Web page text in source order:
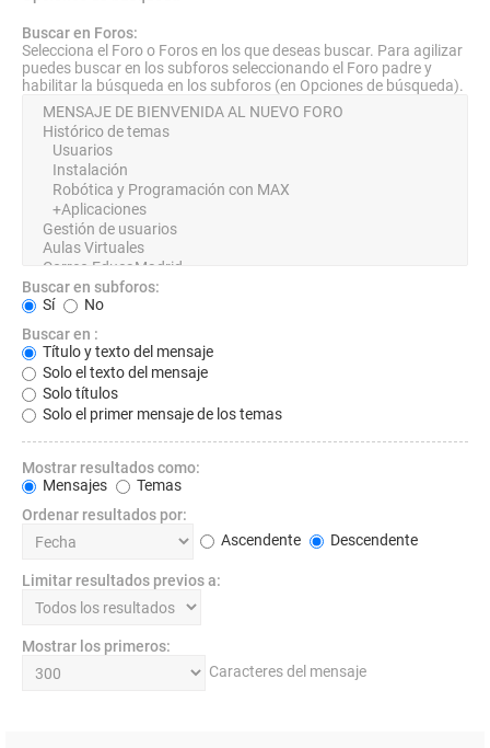
Buscar en Foros:
Selecciona el Foro o Foros en los que deseas buscar. Para agilizar
puedes buscar en los subforos seleccionando el Foro padre y
habilitar la búsqueda en los subforos (en Opciones de búsqueda).
Buscar en subforos:
Sí
No
Buscar en :
Título y texto del mensaje
Solo el texto del mensaje
Solo títulos
Solo el primer mensaje de los temas
Mostrar resultados como:
Mensajes
Temas
Ordenar resultados por:
Ascendente
Descendente
Limitar resultados previos a:
Mostrar los primeros:
Caracteres del mensaje